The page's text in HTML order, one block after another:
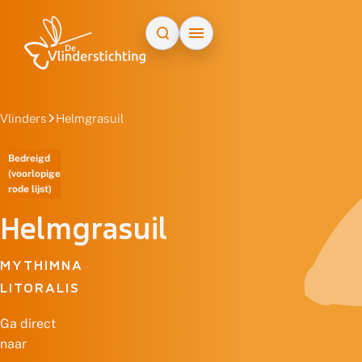
Vlinders Helmgrasuil
Bedreigd
(voorlopige
rode lijst)
Helmgrasuil
MYTHIMNA
LITORALIS
Ga direct
naar